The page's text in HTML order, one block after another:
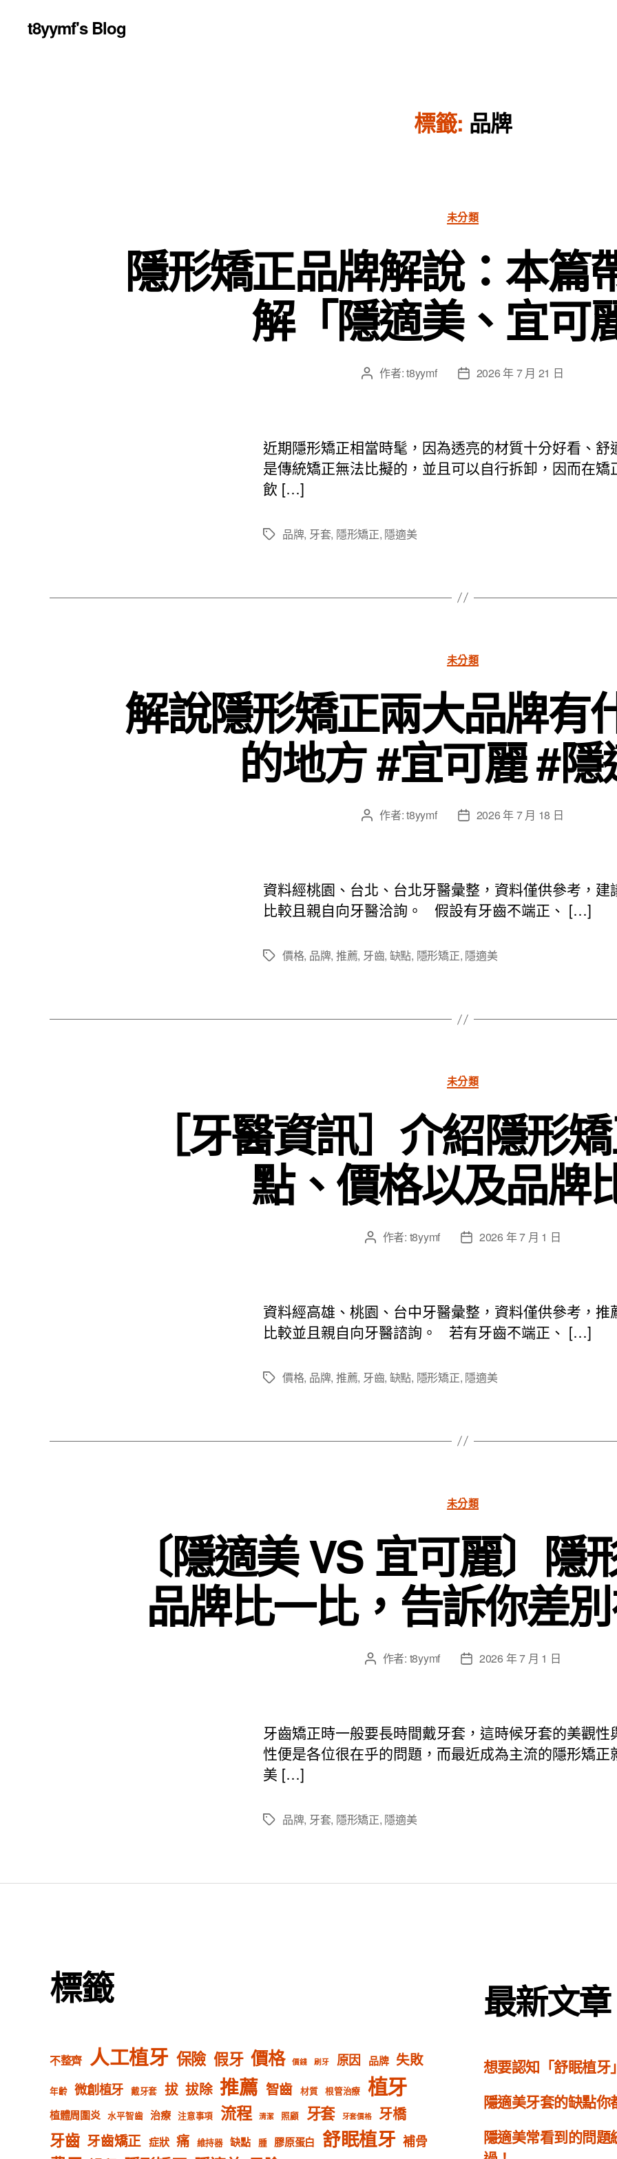
t8yymf's Blog
標籤: 品牌
分
類
未分類
隱形矯正品牌解說：本篇
解「隱適美、宜可
文 作者:t8yymf
文
日
期
2026 年 7 月 21 日
近期隱形矯正相當時髦，因為透亮的材質十分好看、舒
是傳統矯正無法比擬的，並且可以自行拆卸，因而在矯
飲 […]
標
品牌, 牙套, 隱形矯正, 隱適美
分
類
未分類
解說隱形矯正兩大品牌有
的地方 #宜可麗 #
文 作者:t8yymf
文
日
期
2026 年 7 月 18 日
資料經桃園、台北、台北牙醫彙整，資料僅供參考，建
比較且親自向牙醫洽詢。 假設有牙齒不端正、 […]
標 價格, 品牌, 推薦, 牙齒, 缺點, 隱形矯正, 隱適美
分
類
未分類
［牙醫資訊］介紹隱形
點、價格以及品牌
文 作者: t8yymf
文
日
期
2026 年 7 月 1 日
資料經高雄、桃園、台中牙醫彙整，資料僅供參考，推
比較並且親自向牙醫諮詢。 若有牙齒不端正、 […]
標 價格, 品牌, 推薦, 牙齒, 缺點, 隱形矯正, 隱適美
分
類
未分類
〔隱適美 VS 宜可麗〕隱
品牌比一比，告訴你差
文 作者: t8yymf
文 2026 年 7 月 1 日
牙齒矯正時一般要長時間戴牙套，這時候牙套的美觀性
性便是各位很在乎的問題，而最近成為主流的隱形矯正
美 […]
標
品牌, 牙套, 隱形矯正, 隱適美
標籤
不整齊 人工植牙 保險 假牙 價格 價錢 刷牙 原因 品牌 失敗
年齡 微創植牙 戴牙套 拔 拔除 推薦 智齒 材質 根管治療 植牙
植體周圍炎 水平智齒 治療 注意事項 流程 清潔 照顧 牙套 牙套價格 牙橋
牙齒 牙齒矯正 症狀 痛 維持器 缺點 腫 膠原蛋白 舒眠植牙 補骨
最新文章
想要認知「舒眠植牙
隱適美牙套的缺點
隱適美常看到的問